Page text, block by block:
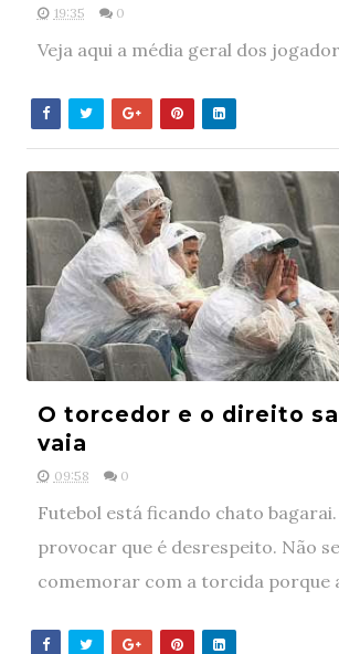
19:35 0
Veja aqui a média geral dos
O torcedor e o direito
vaia
09:58 0
Futebol está ficando chato
provocar que é desrespeito. Não
comemorar com a torcida porque